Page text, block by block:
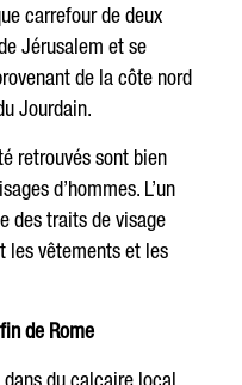
carrefour de deux
Jérusalem et se
de la côte nord
Jourdain.
retrouvés sont bien
d’hommes. L’un
des traits de visage
les vêtements et les
de Rome
du calcaire local